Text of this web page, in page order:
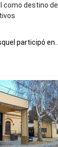
como destino de
participó en...